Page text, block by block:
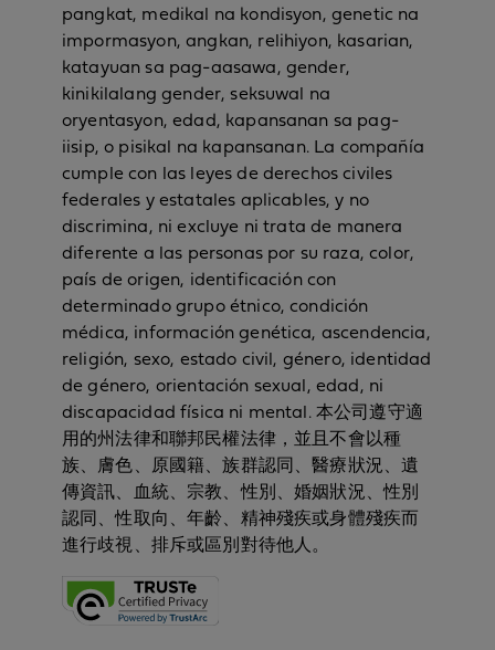
pangkat, medikal na kondisyon, genetic na
impormasyon, angkan, relihiyon, kasarian,
katayuan sa pag-aasawa, gender,
kinikilalang gender, seksuwal na
oryentasyon, edad, kapansanan sa pag-
iisip, o pisikal na kapansanan. La compañía
cumple con las leyes de derechos civiles
federales y estatales aplicables, y no
discrimina, ni excluye ni trata de manera
diferente a las personas por su raza, color,
país de origen, identificación con
determinado grupo étnico, condición
médica, información genética, ascendencia,
religión, sexo, estado civil, género, identidad
de género, orientación sexual, edad, ni
discapacidad física ni mental. 本公司遵守適
用的州法律和聯邦民權法律，並且不會以種
族、膚色、原國籍、族群認同、醫療狀況、遺
傳資訊、血統、宗教、性別、婚姻狀況、性別
認同、性取向、年齡、精神殘疾或身體殘疾而
進行歧視、排斥或區別對待他人。